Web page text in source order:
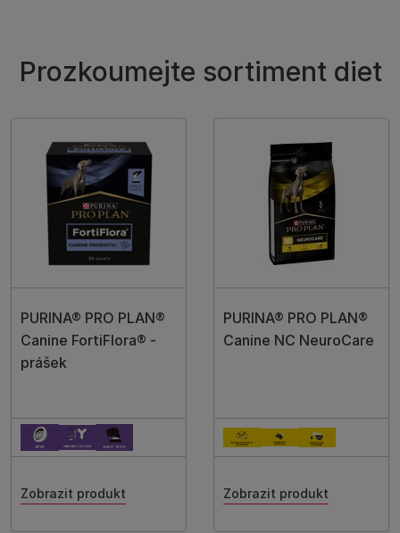
Prozkoumejte sortiment diet
PURINA® PRO PLAN®
Canine FortiFlora® -
prášek
Zobrazit produkt
PURINA® PRO PLAN®
Canine NC NeuroCare
Zobrazit produkt